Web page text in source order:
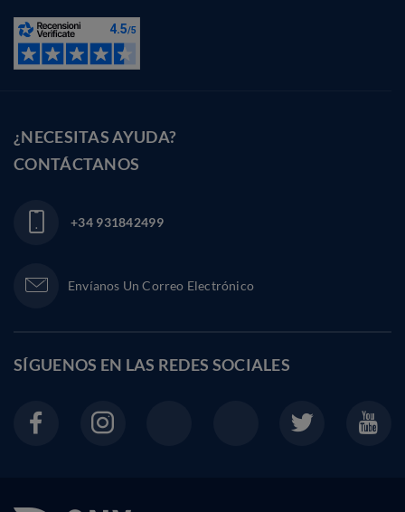
¿NECESITAS AYUDA?
CONTÁCTANOS
+34 931842499
Envíanos Un Correo Electrónico
SÍGUENOS EN LAS REDES SOCIALES